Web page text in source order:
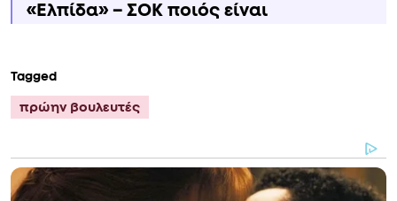
«Ελπίδα» – ΣΟΚ ποιός είναι
Tagged
πρώην βουλευτές